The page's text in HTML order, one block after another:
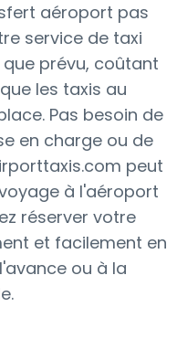
aéroport pas
service de taxi
prévu, coûtant
les taxis au
Pas besoin de
en charge ou de
peut
à l'aéroport
réserver votre
et facilement en
ou à la